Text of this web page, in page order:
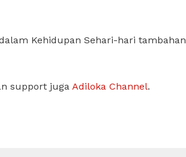
Kehidupan Sehari-hari tambahan
support juga Adiloka Channel.